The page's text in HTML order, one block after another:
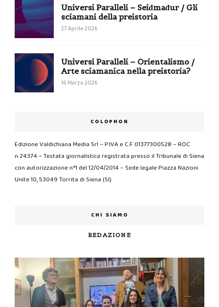
Universi Paralleli – Seiđmađur / Gli
sciamani della preistoria
27 Aprile 2026
Universi Paralleli – Orientalismo /
Arte sciamanica nella preistoria?
16 Marzo 2026
COLOPHON
Edizione Valdichiana Media Srl – P.IVA e C.F. 01377300528 – ROC
n.24374 – Testata giornalistica registrata presso il Tribunale di Siena
con autorizzazione n°1 del 12/04/2014 – Sede legale Piazza Nazioni
Unite 10, 53049 Torrita di Siena (SI)
CHI SIAMO
REDAZIONE